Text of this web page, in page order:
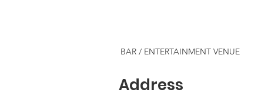
BAR / ENTERTAINMENT VENUE
Address